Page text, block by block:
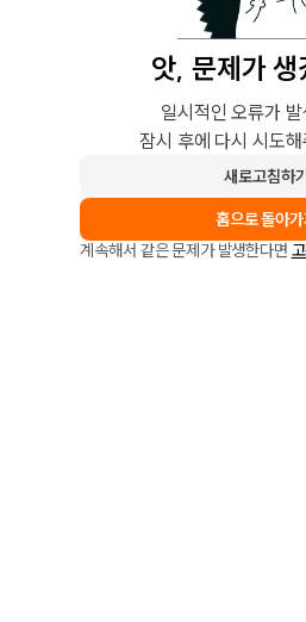
앗, 문제가
일시적인 오류가
잠시 후에 다시 시도
새로고침하
홈으로 돌아
계속해서 같은 문제가 발생한다면